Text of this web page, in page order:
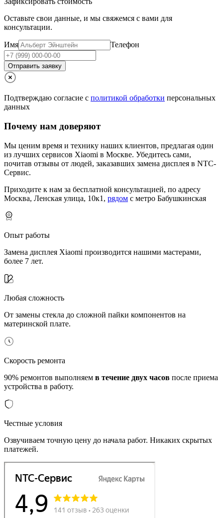
Оставьте свои данные, и мы свяжемся с вами для
консультации.
Имя Телефон
Отправить заявку
Подтверждаю согласие с политикой обработки персональных
данных
Почему нам доверяют
Мы ценим время и технику наших клиентов, предлагая один
из лучших сервисов Xiaomi в Москве. Убедитесь сами,
почитав отзывы от людей, заказавших замена дисплея в NTC-
Сервис.
Приходите к нам за бесплатной консультацией, по адресу
Москва, Ленская улица, 10к1, рядом с метро Бабушкинская
Опыт работы
Замена дисплея Xiaomi производится нашими мастерами,
более 7 лет.
Любая сложность
От замены стекла до сложной пайки компонентов на
материнской плате.
Скорость ремонта
90% ремонтов выполняем в течение двух часов после приема
устройства в работу.
Честные условия
Озвучиваем точную цену до начала работ. Никаких скрытых
платежей.